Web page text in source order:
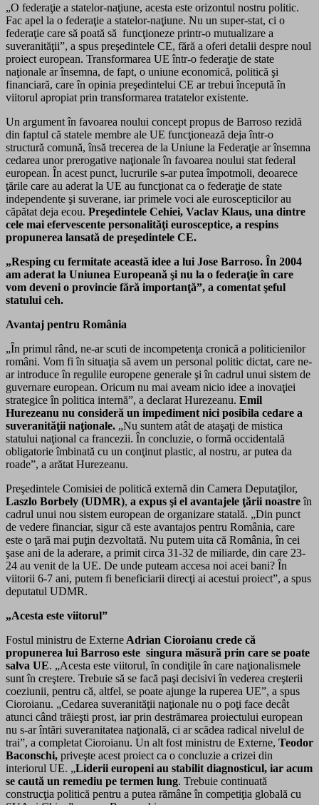
„O federaţie a statelor-naţiune, acesta este orizontul nostru politic.
Fac apel la o federaţie a statelor-naţiune. Nu un super-stat, ci o
federaţie care să poată să funcţioneze printr-o mutualizare a
suveranităţii”, a spus preşedintele CE, fără a oferi detalii despre noul
proiect european. Transformarea UE într-o federaţie de state
naţionale ar însemna, de fapt, o uniune economică, politică şi
financiară, care în opinia preşedintelui CE ar trebui începută în
viitorul apropiat prin transformarea tratatelor existente.
Un argument în favoarea noului concept propus de Barroso rezidă
din faptul că statele membre ale UE funcţionează deja într-o
structură comună, însă trecerea de la Uniune la Federaţie ar însemna
cedarea unor prerogative naţionale în favoarea noului stat federal
european. În acest punct, lucrurile s-ar putea împotmoli, deoarece
ţările care au aderat la UE au funcţionat ca o federaţie de state
independente şi suverane, iar primele voci ale euroscepticilor au
căpătat deja ecou. Preşedintele Cehiei, Vaclav Klaus, una dintre
cele mai efervescente personalităţi eurosceptice, a respins
propunerea lansată de preşedintele CE.
„Resping cu fermitate această idee a lui Jose Barroso. În 2004
am aderat la Uniunea Europeană şi nu la o federaţie în care
vom deveni o provincie fără importanţă”, a comentat şeful
statului ceh.
Avantaj pentru România
„În primul rând, ne-ar scuti de incompetenţa cronică a politicienilor
români. Vom fi în situaţia să avem un personal politic dictat, care ne-
ar introduce în regulile europene generale şi în cadrul unui sistem de
guvernare european. Oricum nu mai aveam nicio idee a inovaţiei
strategice în politica internă”, a declarat Hurezeanu. Emil
Hurezeanu nu consideră un impediment nici posibila cedare a
suveranităţii naţionale. „Nu suntem atât de ataşaţi de mistica
statului naţional ca francezii. În concluzie, o formă occidentală
obligatorie îmbinată cu un conţinut plastic, al nostru, ar putea da
roade”, a arătat Hurezeanu.
Preşedintele Comisiei de politică externă din Camera Deputaţilor,
Laszlo Borbely (UDMR), a expus şi el avantajele ţării noastreîn
cadrul unui nou sistem european de organizare statală. „Din punct
de vedere financiar, sigur că este avantajos pentru România, care
este o ţară mai puţin dezvoltată. Nu putem uita că România, în cei
şase ani de la aderare, a primit circa 31-32 de miliarde, din care 23-
24 au venit de la UE. De unde puteam accesa noi acei bani? În
viitorii 6-7 ani, putem fi beneficiarii direcţi ai acestui proiect”, a spus
deputatul UDMR.
„Acesta este viitorul”
Fostul ministru de Externe Adrian Cioroianu crede că
propunerea lui Barroso este singura măsură prin care se poate
salva UE. „Acesta este viitorul, în condiţile în care naţionalismele
sunt în creştere. Trebuie să se facă paşi decisivi în vederea creşterii
coeziunii, pentru că, altfel, se poate ajunge la ruperea UE”, a spus
Cioroianu. „Cedarea suveranităţii naţionale nu o poţi face decât
atunci când trăieşti prost, iar prin destrămarea proiectului european
nu s-ar întări suveranitatea naţională, ci ar scădea radical nivelul de
trai”, a completat Cioroianu. Un alt fost ministru de Externe, Teodor
Baconschi, priveşte acest proiect ca o concluzie a crizei din
interiorul UE. „Liderii europeni au stabilit diagnosticul, iar acum
se caută un remediu pe termen lung. Trebuie continuată
construcţia politică pentru a putea rămâne în competiţia globală cu